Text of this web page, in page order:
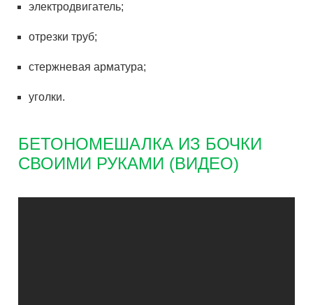
электродвигатель;
отрезки труб;
стержневая арматура;
уголки.
БЕТОНОМЕШАЛКА ИЗ БОЧКИ
СВОИМИ РУКАМИ (ВИДЕО)